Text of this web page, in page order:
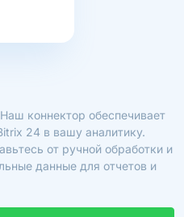
коннектор обеспечивает
24 в вашу аналитику.
от ручной обработки и
данные для отчетов и